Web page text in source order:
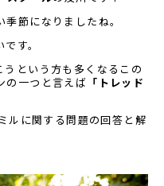
節になりましたね。
す。
という方も多くなるこの
の一つと言えば 「トレッド
ルに関する問題の回答と解